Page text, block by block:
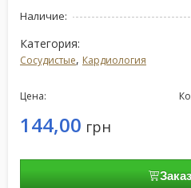
Наличие:
Категория:
Сосудистые, Кардиология
Цена:
144,00 грн